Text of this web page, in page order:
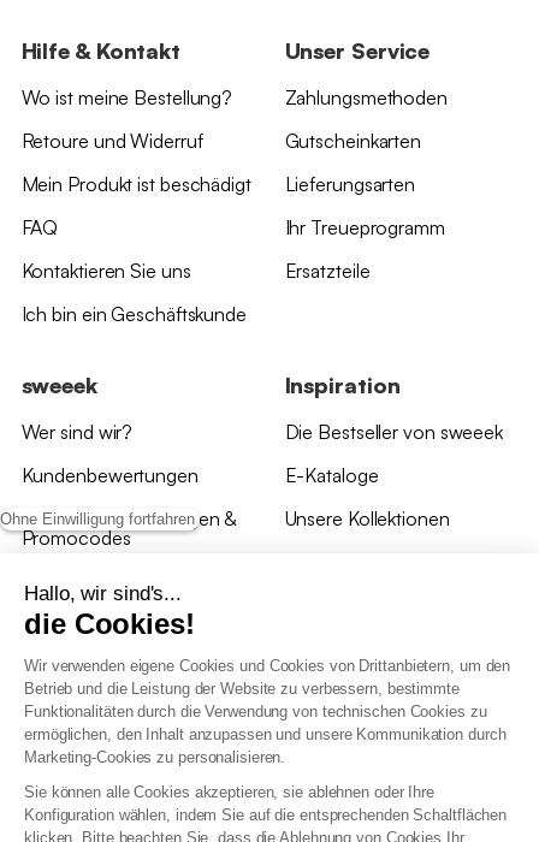
Ohne Einwilligung fortfahren
Hallo, wir sind's...
die Cookies!
Wir verwenden eigene Cookies und Cookies von Drittanbietern, um den
Betrieb und die Leistung der Website zu verbessern, bestimmte
Funktionalitäten durch die Verwendung von technischen Cookies zu
ermöglichen, den Inhalt anzupassen und unsere Kommunikation durch
Marketing-Cookies zu personalisieren.
Sie können alle Cookies akzeptieren, sie ablehnen oder Ihre
Konfiguration wählen, indem Sie auf die entsprechenden Schaltflächen
klicken. Bitte beachten Sie, dass die Ablehnung von Cookies Ihr
Hilfe & Kontakt
Wo ist meine Bestellung?
Retoure und Widerruf
Mein Produkt ist beschädigt
FAQ
Kontaktieren Sie uns
Ich bin ein Geschäftskunde
Unser Service
Zahlungsmethoden
Gutscheinkarten
Lieferungsarten
Ihr Treueprogramm
Ersatzteile
sweeek
Wer sind wir?
Kundenbewertungen
*Angebotsbedingungen &
Promocodes
Bewertungen von sweeek
Unsere Geschäfte
Inspiration
Die Bestseller von sweeek
E-Kataloge
Unsere Kollektionen
AGB Treueprogramm
Datenschutzrichtlinien